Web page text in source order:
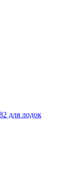
для лодок